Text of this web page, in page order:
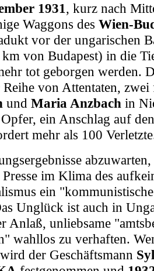
1931, kurz nach
Waggons des Wien-
vor der ungarischen
von Budapest) in die
tot geborgen werden.
von Attentaten, zwei
und Maria Anzbach in
ein Anschlag auf
mehr als 100
im Klima des
ein
Unglück ist auch in
Anlaß, unliebsame
wahllos zu verhaften.
der Geschäftsmann